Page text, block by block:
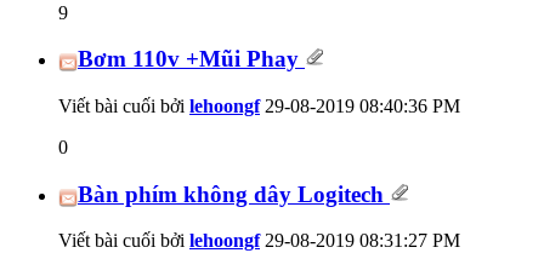
9
Bơm 110v +Mũi Phay
Viết bài cuối bởi lehoongf29-08-2019 08:40:36 PM
0
Bàn phím không dây Logitech
Viết bài cuối bởi lehoongf29-08-2019 08:31:27 PM